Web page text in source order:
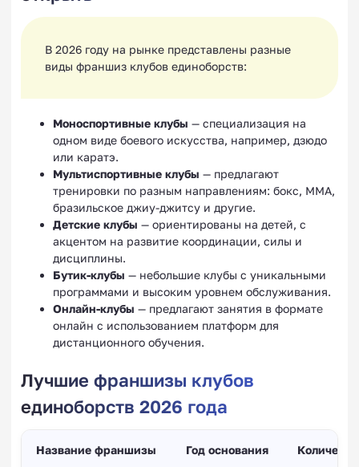
В 2026 году на рынке представлены разные
виды франшиз клубов единоборств:
Моноспортивные клубы — специализация на
одном виде боевого искусства, например, дзюдо
или каратэ.
Мультиспортивные клубы — предлагают
тренировки по разным направлениям: бокс, ММА,
бразильское джиу-джитсу и другие.
Детские клубы — ориентированы на детей, с
акцентом на развитие координации, силы и
дисциплины.
Бутик-клубы — небольшие клубы с уникальными
программами и высоким уровнем обслуживания.
Онлайн-клубы — предлагают занятия в формате
онлайн с использованием платформ для
дистанционного обучения.
Лучшие франшизы клубов
единоборств 2026 года
Название франшизы Год основания